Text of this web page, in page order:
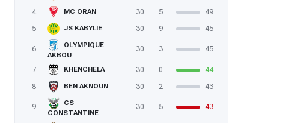
4
MC ORAN 30 5
49
5
JS KABYLIE 30 9 45
6
OLYMPIQUE
AKBOU
30 3 45
7 KHENCHELA 30 0
44
8
BEN AKNOUN 30 2 43
9
CS
CONSTANTINE
30 5 43